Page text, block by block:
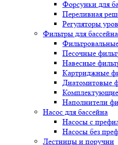
Форсунки для
Переливная
Регуляторы
Фильтры для бассейна
Песочные
Навесные
Картриджные
Диатомитовые
Комплектующие
Наполнители
Насос для бассейна
Насосы с
Насосы без
Лестницы и поручни